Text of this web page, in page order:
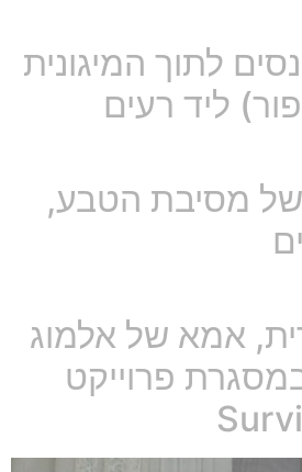
לתוך המיגונית
ליד רעים
של מסיבת הטבע,
אמא של אלמוג
פרוייקט